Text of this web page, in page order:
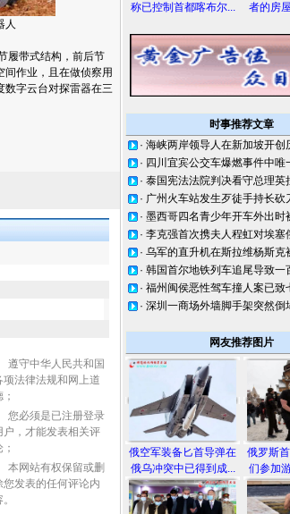
人
履带式结构，前后节
作业，且在做侦察用
数字云台对探雷器在三
遵守中华人民共和国
项法律法规和网上道
您必须是已注册登录
户，才能发表相关评
本网站有权保留或删
您发表的任何评论内
称已控制首都喀布尔...
者的房
时事推荐文章
· 海峡两岸领导人在新加坡开创
· 四川宜宾公交车爆燃事件中唯
· 泰国宪法法院判决看守总理英
· 广州火车站发生歹徒手持长砍
· 墨西哥四名青少年开车外出时
· 李克强首次携夫人程虹对埃塞
· 乌军的直升机在斯拉维杨斯克
· 韩国首尔地铁列车追尾导致一
· 福州闽侯恶性驾车撞人案已致
· 深圳一商场外墙脚手架突然倒
网友推荐图片
俄空军装备匕首导弹在
俄乌冲突中已得到成...
俄罗斯
们参加